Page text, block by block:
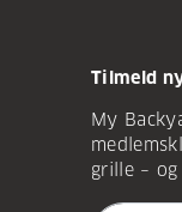
Tilmeld
My
grille –